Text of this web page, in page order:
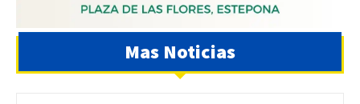
Mas Noticias